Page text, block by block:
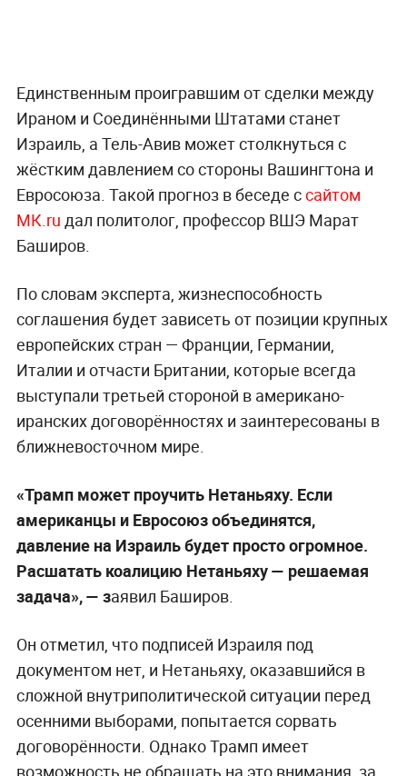
Единственным проигравшим от сделки между
Ираном и Соединёнными Штатами станет
Израиль, а Тель-Авив может столкнуться с
жёстким давлением со стороны Вашингтона и
Евросоюза. Такой прогноз в беседе ссайтом
МК.ru дал политолог, профессор ВШЭ Марат
Баширов.
По словам эксперта, жизнеспособность
соглашения будет зависеть от позиции крупных
европейских стран — Франции, Германии,
Италии и отчасти Британии, которые всегда
выступали третьей стороной в американо-
иранских договорённостях и заинтересованы в
ближневосточном мире.
«Трамп может проучить Нетаньяху. Если
американцы и Евросоюз объединятся,
давление на Израиль будет просто огромное.
Расшатать коалицию Нетаньяху — решаемая
задача», — заявил Баширов.
Он отметил, что подписей Израиля под
документом нет, и Нетаньяху, оказавшийся в
сложной внутриполитической ситуации перед
осенними выборами, попытается сорвать
договорённости. Однако Трамп имеет
возможность не обращать на это внимания, за